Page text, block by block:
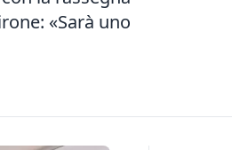
«Sarà uno